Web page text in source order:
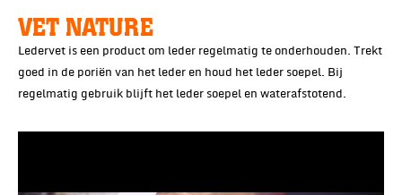
VET NATURE
Ledervet is een product om leder regelmatig te onderhouden. Trekt
goed in de poriën van het leder en houd het leder soepel. Bij
regelmatig gebruik blijft het leder soepel en waterafstotend.